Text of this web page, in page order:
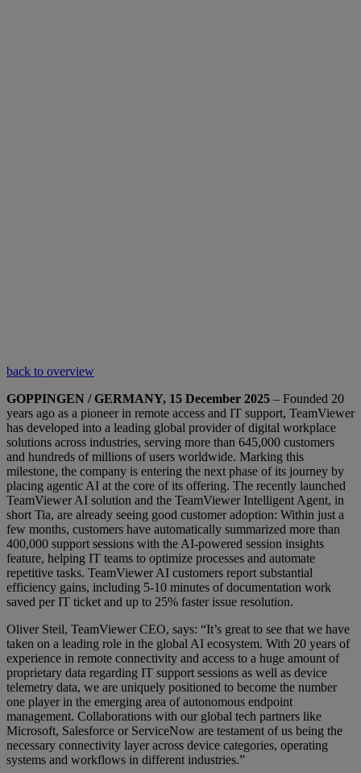
back to overview
GOPPINGEN / GERMANY, 15 December 2025 – Founded 20
years ago as a pioneer in remote access and IT support, TeamViewer
has developed into a leading global provider of digital workplace
solutions across industries, serving more than 645,000 customers
and hundreds of millions of users worldwide. Marking this
milestone, the company is entering the next phase of its journey by
placing agentic AI at the core of its offering. The recently launched
TeamViewer AI solution and the TeamViewer Intelligent Agent, in
short Tia, are already seeing good customer adoption: Within just a
few months, customers have automatically summarized more than
400,000 support sessions with the AI-powered session insights
feature, helping IT teams to optimize processes and automate
repetitive tasks. TeamViewer AI customers report substantial
efficiency gains, including 5-10 minutes of documentation work
saved per IT ticket and up to 25% faster issue resolution.
Oliver Steil, TeamViewer CEO, says: “It’s great to see that we have
taken on a leading role in the global AI ecosystem. With 20 years of
experience in remote connectivity and access to a huge amount of
proprietary data regarding IT support sessions as well as device
telemetry data, we are uniquely positioned to become the number
one player in the emerging area of autonomous endpoint
management. Collaborations with our global tech partners like
Microsoft, Salesforce or ServiceNow are testament of us being the
necessary connectivity layer across device categories, operating
systems and workflows in different industries.”